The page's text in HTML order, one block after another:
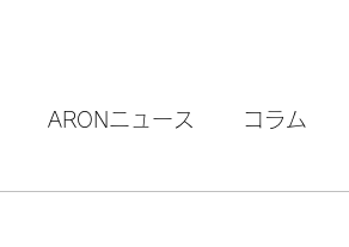
ARONニュース コラム